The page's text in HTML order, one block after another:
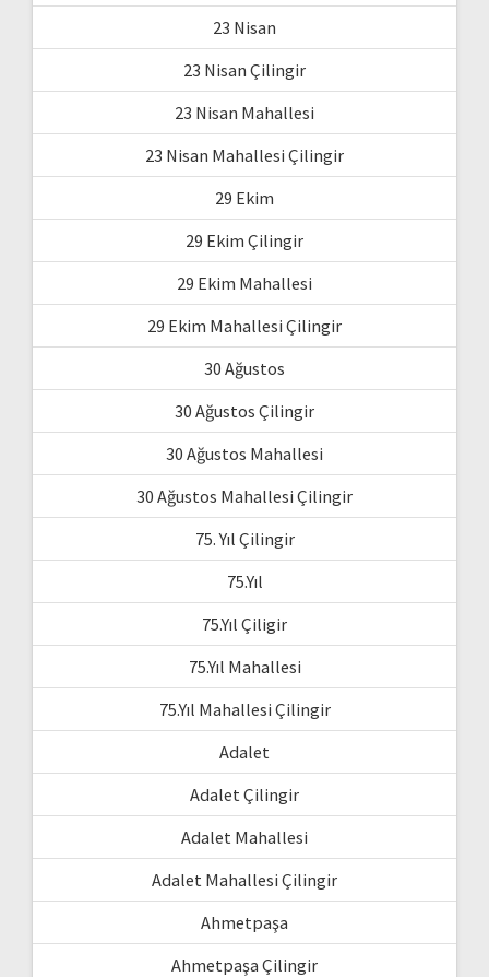
23 Nisan
23 Nisan Çilingir
23 Nisan Mahallesi
23 Nisan Mahallesi Çilingir
29 Ekim
29 Ekim Çilingir
29 Ekim Mahallesi
29 Ekim Mahallesi Çilingir
30 Ağustos
30 Ağustos Çilingir
30 Ağustos Mahallesi
30 Ağustos Mahallesi Çilingir
75. Yıl Çilingir
75.Yıl
75.Yıl Çiligir
75.Yıl Mahallesi
75.Yıl Mahallesi Çilingir
Adalet
Adalet Çilingir
Adalet Mahallesi
Adalet Mahallesi Çilingir
Ahmetpaşa
Ahmetpaşa Çilingir